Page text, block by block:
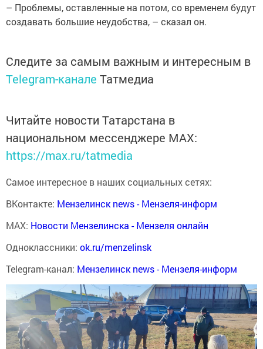
– Проблемы, оставленные на потом, со временем будут
создавать большие неудобства, – сказал он.
Следите за самым важным и интересным в
Telegram-канале Татмедиа
Читайте новости Татарстана в
национальном мессенджере MАХ:
https://max.ru/tatmedia
Самое интересное в наших социальных сетях:
ВКонтакте: Мензелинск news - Мензеля-информ
MAX: Новости Мензелинска - Мензеля онлайн
Одноклассники: ok.ru/menzelinsk
Telegram-канал: Мензелинск news - Мензеля-информ